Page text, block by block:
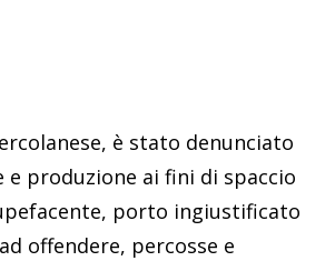
è stato denunciato
e produzione ai fini di spaccio
porto ingiustificato
offendere, percosse e